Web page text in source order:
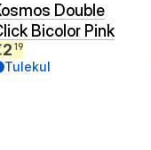
Double
Bicolor Pink
2 19
Tulekul